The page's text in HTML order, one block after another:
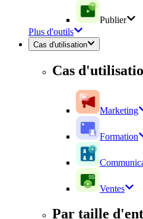
Publier
Plus d'outils
Cas d'utilisation
Cas
Marketing
Formation
Ventes
Par taille